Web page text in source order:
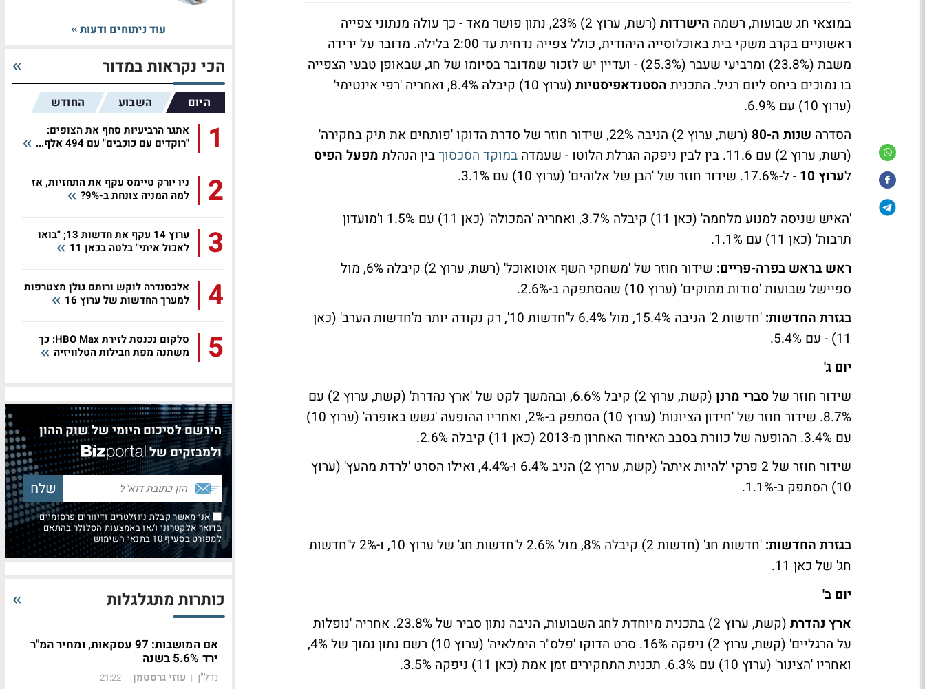
במוצאי חג שבועות, רשמה הישרדות
(רשת, ערוץ 2) 23%, נתון פושר מאד - כך עולה מנתוני צפייה
ראשוניים בקרב משקי בית באוכלוסייה היהודית, כולל צפייה נדחית עד 2:00 בלילה. מדובר על ירידה
משבת (23.8%) ומרביעי שעבר (25.3%) - ועדיין יש לזכור שמדובר בסיומו של חג, שבאופן טבעי הצפייה
בו נמוכים ביחס ליום רגיל. התכנית הסטנדאפיסטיות
(ערוץ 10) קיבלה 8.4%, ואחריה 'רפי אינטימי'
(ערוץ 10) עם 6.9%.
הסדרה שנות ה-80
(רשת, ערוץ 2) הניבה 22%, שידור חוזר של סדרת הדוקו 'פותחים את תיק בחקירה'
(רשת, ערוץ 2) עם 11.6. בין לבין ניפקה הגרלת הלוטו - שעמדה
במוקד הסכסוךבין הנהלת מפעל הפיס
לערוץ 10 - ל-17.6%. שידור חוזר של 'הבן של אלוהים' (ערוץ 10) עם 3.1%.
'האיש שניסה למנוע מלחמה' (כאן 11) קיבלה 3.7%, ואחריה 'המכולה' (כאן 11) עם 1.5% ו'מועדון
תרבות' (כאן 11) עם 1.1%.
ראש בראש בפרה-פריים:
שידור חוזר של 'משחקי השף אוטואוכל' (רשת, ערוץ 2) קיבלה 6%, מול
ספיישל שבועות 'סודות מתוקים' (ערוץ 10) שהסתפקה ב-2.6%.
בגזרת החדשות:
'חדשות 2' הניבה 15.4%, מול 6.4% ל'חדשות 10', רק נקודה יותר מ'חדשות הערב' (כאן
11) - עם 5.4%.
יום ג'
שידור חוזר שלסברי מרנן
(קשת, ערוץ 2) קיבל 6.6%, ובהמשך לקט של 'ארץ נהדרת' (קשת, ערוץ 2) עם
8.7%. שידור חוזר של 'חידון הציונות' (ערוץ 10) הסתפק ב-2%, ואחריו ההופעה 'גשש באופרה' (ערוץ 10)
עם 3.4%. ההופעה של כוורת בסבב האיחוד האחרון מ-2013 (כאן 11) קיבלה 2.6%.
שידור חוזר של 2 פרקי 'להיות איתה' (קשת, ערוץ 2) הניב 6.4% ו-4.4%, ואילו הסרט 'לרדת מהעץ' (ערוץ
10) הסתפק ב-1.1%.
בגזרת החדשות:
'חדשות חג' (חדשות 2) קיבלה 8%, מול 2.6% ל'חדשות חג' של ערוץ 10, ו-2% ל'חדשות
חג' של כאן 11.
יום ב'
ארץ נהדרת
(קשת, ערוץ 2) בתכנית מיוחדת לחג השבועות, הניבה נתון סביר של 23.8%. אחריה 'נופלות
על הרגליים' (קשת, ערוץ 2) ניפקה 16%. סרט הדוקו 'פלס"ר הימלאיה' (ערוץ 10) רשם נתון נמוך של 4%,
ואחריו 'הצינור' (ערוץ 10) עם 6.3%. תכנית התחקירים זמן אמת (כאן 11) ניפקה 3.5%.
עוד ניתוחים ודעות
הכי נקראות במדור
היום השבוע החודש
1
אתגר הרביעיות סחף את הצופים:
"רוקדים עם כוכבים" עם 494 אלף...
2
ניו יורק טיימס עקף את התחזיות, אז
למה המניה צונחת ב-9%?
3
ערוץ 14 עקף את חדשות 13; "בואו
לאכול איתי" בלטה בכאן 11
4
אלכסנדרה לוקש ורותם גולן מצטרפות
למערך החדשות של ערוץ 16
5
סלקום נכנסת לזירת HBO Max: כך
משתנה מפת חבילות הטלוויזיה
הירשם לסיכום היומי של שוק ההון
ולמבזקים של
אני מאשר קבלת ניוזלטרים ודיוורים פרסומיים
בדואר אלקטרוני ו/או באמצעות הסלולר בהתאם
למפורט בסעיף 10 בתנאי השימוש
כותרות מתגלגלות
אם המושבות: 97 עסקאות, ומחיר המ"ר
ירד 5.6% בשנה
נדל"ן | עוזי גרסטמן |
21:22